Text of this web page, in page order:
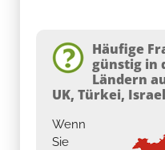
Häufige
günstig in
Ländern
UK, Türkei,
Wenn
Sie